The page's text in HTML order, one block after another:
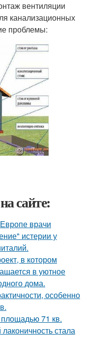
вентиляции
канализационных
проблемы:
сайте:
врачи
истерии у
в котором
в уютное
дома.
особенно
71 кв.
стала